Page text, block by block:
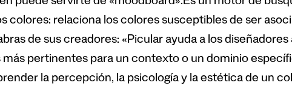
colores: relaciona los colores susceptibles de ser
de sus creadores: «Picular ayuda a los
pertinentes para un contexto o un dominio
la percepción, la psicología y la estética de un